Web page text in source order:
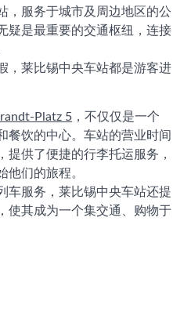
，服务于城市及周边地区的公
疑是最重要的交通枢纽，连接
，莱比锡中央车站都是游客进
Platz 5 ，不仅仅是一个
餐饮的中心。车站的营业时间
提供了便捷的行李托运服务，
他们的旅程。
车服务，莱比锡中央车站还提
使其成为一个集交通、购物于